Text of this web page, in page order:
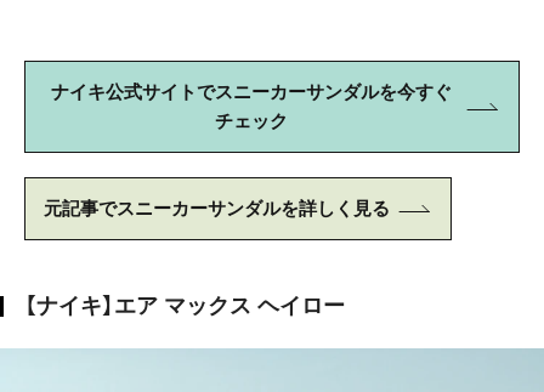
ナイキ公式サイトでスニーカーサンダルを今すぐ
チェック
元記事でスニーカーサンダルを詳しく見る
【ナイキ】エア マックス ヘイロー